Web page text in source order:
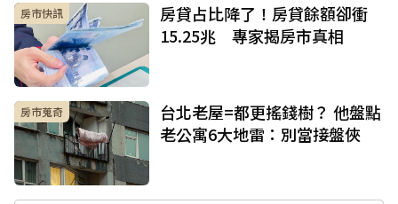
房市快訊
房貸占比降了！房貸餘額卻衝
15.25兆 專家揭房市真相
房市蒐奇
台北老屋=都更搖錢樹？ 他盤點
老公寓6大地雷：別當接盤俠